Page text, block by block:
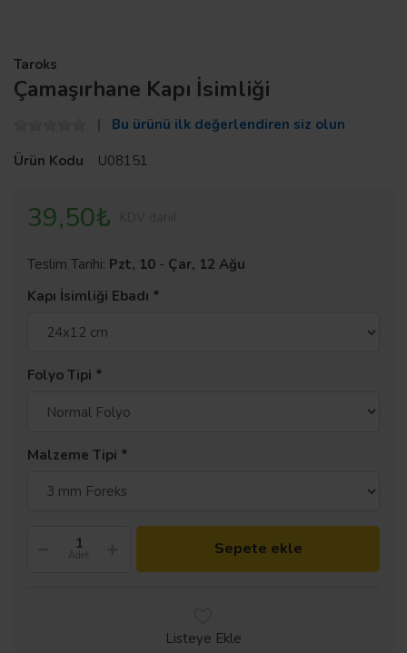
Taroks
Çamaşırhane Kapı İsimliği
Bu ürünü ilk değerlendiren siz olun
Ürün Kodu
U08151
39,50₺
Teslim Tarihi: Pzt, 10 - Çar, 12 Ağu
Kapı İsimliği Ebadı
Folyo Tipi
Malzeme Tipi
Adet Sepete ekle
Listeye Ekle